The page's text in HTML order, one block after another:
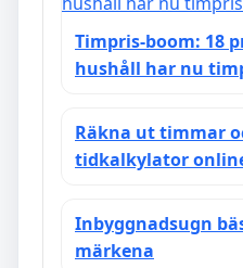
Timpris-boom: 18
hushåll har nu
Räkna ut timmar
tidkalkylator
Inbyggnadsugn
märkena